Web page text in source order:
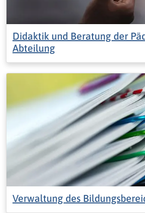
Didaktik und Beratung der
Abteilung
Verwaltung des